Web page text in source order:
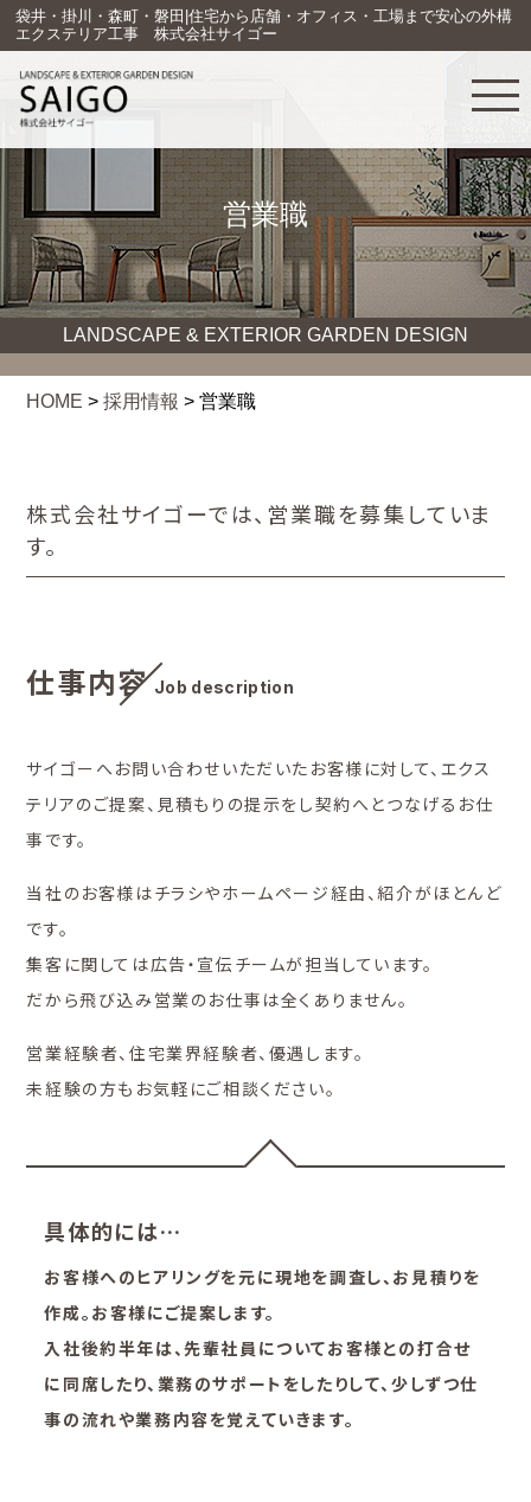
袋井・掛川・森町・磐田|住宅から店舗・オフィス・工場まで安心の外構
エクステリア工事 株式会社サイゴー
営業職
LANDSCAPE & EXTERIOR GARDEN DESIGN
HOME >採用情報 >営業職
株式会社サイゴーでは、営業職を募集していま
す。
仕事内容 Job description
サイゴーへお問い合わせいただいたお客様に対して、 エクス
テリアのご提案、見積もりの提示をし契約へとつなげるお仕
事です。
当社のお客様はチラシやホームページ経由、紹介がほとんど
です。
集客に関しては広告・宣伝チームが担当しています。
だから飛び込み営業のお仕事は全くありません。
営業経験者、住宅業界経験者、優遇します。
未経験の方もお気軽にご相談ください。
具体的には…
お客様へのヒアリングを元に現地を調査し、お見積りを
作成。お客様にご提案します。
入社後約半年は、先輩社員についてお客様との打合せ
に同席したり、業務のサポートをしたりして、少しずつ仕
事の流れや業務内容を覚えていきます。